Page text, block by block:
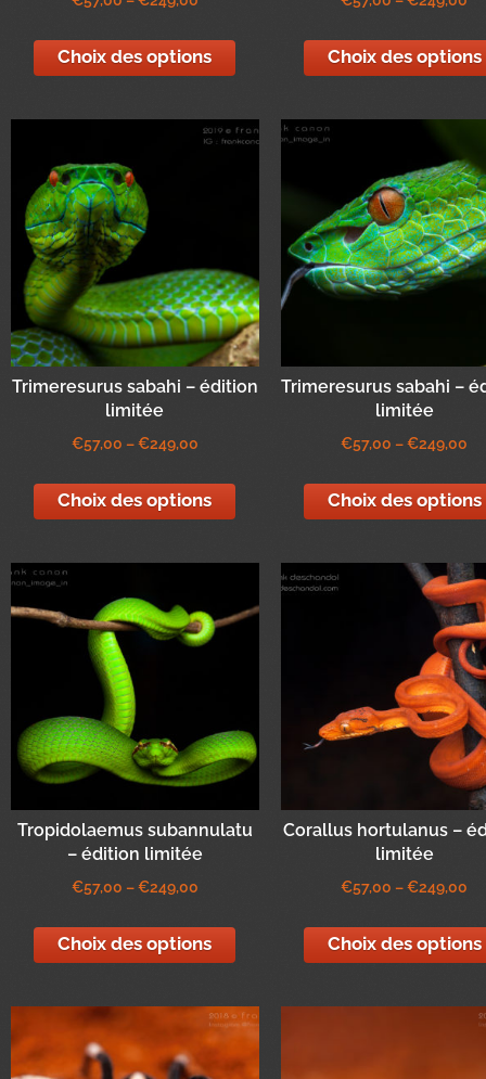
Choix des options Choix des options
Trimeresurus sabahi – édition
limitée
€57,00 –€249,00
Choix des options
Trimeresurus sabahi –
limitée
€57,00 –€249,00
Choix des options
Tropidolaemus subannulatu
– édition limitée
€57,00 –€249,00
Choix des options
Corallus hortulanus –
limitée
€57,00 –€249,00
Choix des options